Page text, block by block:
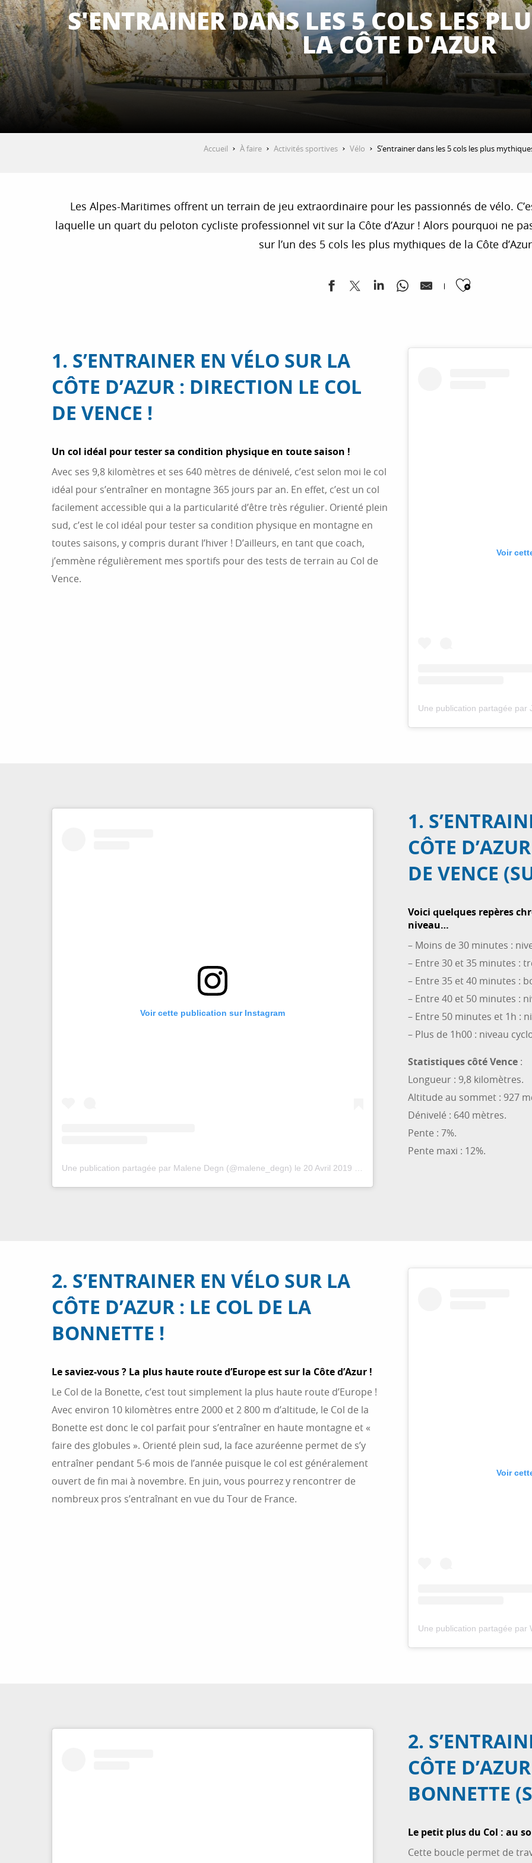
S'ENTRAINER DANS LES 5 COLS LES
LA CÔTE D'AZUR
Accueil À faire Activités sportives Vélo S’entrainer dans les 5 cols les plus
Les Alpes-Maritimes offrent un terrain de jeu extraordinaire pour les passionnés de vélo.
laquelle un quart du peloton cycliste professionnel vit sur la Côte d’Azur ! Alors pourquoi ne
sur l’un des 5 cols les plus mythiques de la Côte
Ajouter
1. S’ENTRAINER EN VÉLO SUR LA
CÔTE D’AZUR : DIRECTION LE COL
DE VENCE !
Un col idéal pour tester sa condition physique en toute saison !
Avec ses 9,8 kilomètres et ses 640 mètres de dénivelé, c’est selon moi le col
idéal pour s’entraîner en montagne 365 jours par an. En effet, c’est un col
facilement accessible qui a la particularité d’être très régulier. Orienté plein
sud, c’est le col idéal pour tester sa condition physique en montagne en
toutes saisons, y compris durant l’hiver ! D’ailleurs, en tant que coach,
j’emmène régulièrement mes sportifs pour des tests de terrain au Col de
Vence.
Voir
Une publication partagée par
Voir cette publication sur Instagram
Une publication partagée par Malene Degn (@malene_degn) le 20 Avril 2019 à 7 :45 PDT
1.
CÔTE
DE VENCE
Voici quelques repères
niveau…
– Moins de 30 minutes :
– Entre 30 et 35 minutes :
– Entre 35 et 40 minutes :
– Entre 40 et 50 minutes :
– Entre 50 minutes et 1h :
– Plus de 1h00 : niveau
Statistiques côté Vence :
Longueur : 9,8 kilomètres.
Altitude au sommet : 927
Dénivelé : 640 mètres.
Pente : 7%.
Pente maxi : 12%.
2. S’ENTRAINER EN VÉLO SUR LA
CÔTE D’AZUR : LE COL DE LA
BONNETTE !
Le saviez-vous ? La plus haute route d’Europe est sur la Côte d’Azur !
Le Col de la Bonette, c’est tout simplement la plus haute route d’Europe !
Avec environ 10 kilomètres entre 2000 et 2 800 m d’altitude, le Col de la
Bonette est donc le col parfait pour s’entraîner en haute montagne et «
faire des globules ». Orienté plein sud, la face azuréenne permet de s’y
entraîner pendant 5-6 mois de l’année puisque le col est généralement
ouvert de fin mai à novembre. En juin, vous pourrez y rencontrer de
nombreux pros s’entraînant en vue du Tour de France.
Voir
2.
CÔTE
BONNETTE
Le petit plus du Col : au
Cette boucle permet de